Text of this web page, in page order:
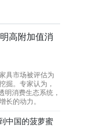
高附加值消
具市场被评估为
掘。专家认为，
明消费生态系统，
长的动力。
中国的菠萝蜜